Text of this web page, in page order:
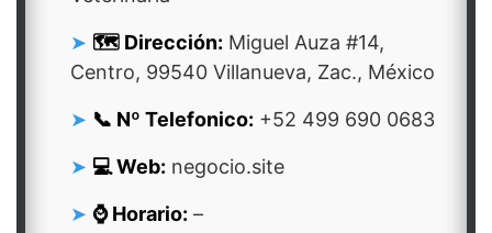
🗺️ Dirección: Miguel Auza #14,
Centro, 99540 Villanueva, Zac., México
📞 Nº Telefonico: +52 499 690 0683
💻 Web: negocio.site
⌚ Horario: –